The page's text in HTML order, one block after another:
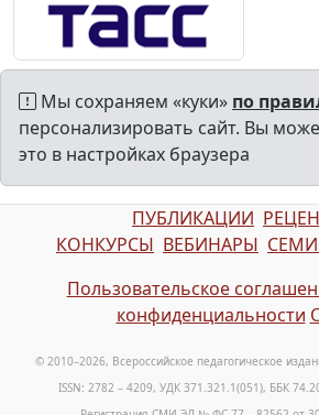
Мы сохраняем «куки» по
персонализировать сайт. Вы
это в настройках браузера
ПУБЛИКАЦИИ
КОНКУРСЫ ВЕБИНАРЫ
Пользовательское
конфиденциальности
© 2010–2026, Всероссийское педагогическое
ISSN: 2782 – 4209, УДК 371.321.1(051), ББК